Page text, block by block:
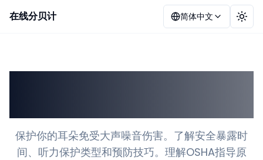
在线分贝计 简体中文 切换
保护你的耳朵免受大声噪音伤害。了解安全暴露时
间、听力保护类型和预防技巧。理解OSHA指导原